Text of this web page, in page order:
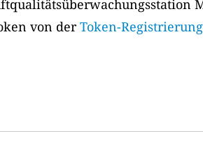
von derToken-